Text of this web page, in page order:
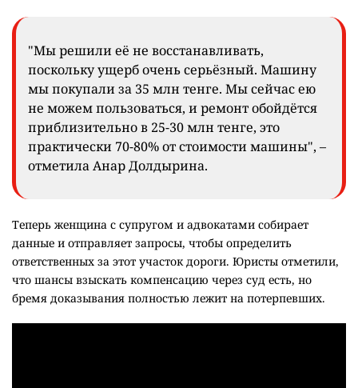
"Мы решили её не восстанавливать,
поскольку ущерб очень серьёзный. Машину
мы покупали за 35 млн тенге. Мы сейчас ею
не можем пользоваться, и ремонт обойдётся
приблизительно в 25-30 млн тенге, это
практически 70-80% от стоимости машины", –
отметила Анар Долдырина.
Теперь женщина с супругом и адвокатами собирает
данные и отправляет запросы, чтобы определить
ответственных за этот участок дороги. Юристы отметили,
что шансы взыскать компенсацию через суд есть, но
бремя доказывания полностью лежит на потерпевших.